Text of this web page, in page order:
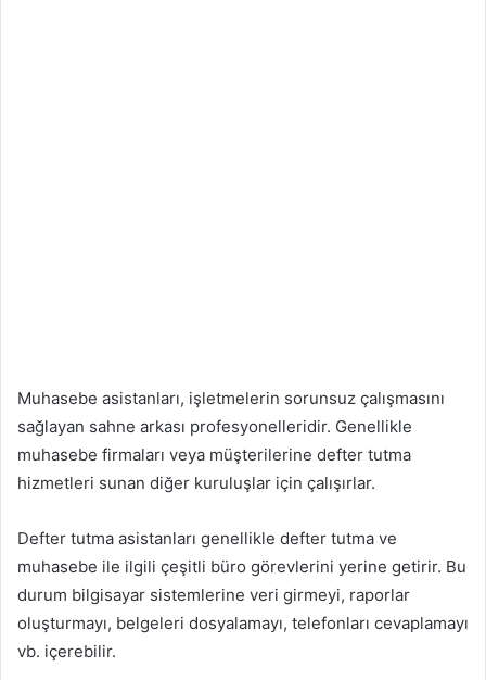
Muhasebe asistanları, işletmelerin sorunsuz çalışmasını
sağlayan sahne arkası profesyonelleridir. Genellikle
muhasebe firmaları veya müşterilerine defter tutma
hizmetleri sunan diğer kuruluşlar için çalışırlar.
Defter tutma asistanları genellikle defter tutma ve
muhasebe ile ilgili çeşitli büro görevlerini yerine getirir. Bu
durum bilgisayar sistemlerine veri girmeyi, raporlar
oluşturmayı, belgeleri dosyalamayı, telefonları cevaplamayı
vb. içerebilir.